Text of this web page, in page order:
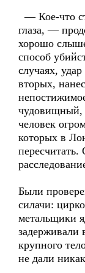
— Кое-что
глаза, —
хорошо
способ
случаях,
вторых,
чудовищный,
человек
которых в
пересчитать.
Были
силачи:
метальщики
задерживали
крупного
не дали